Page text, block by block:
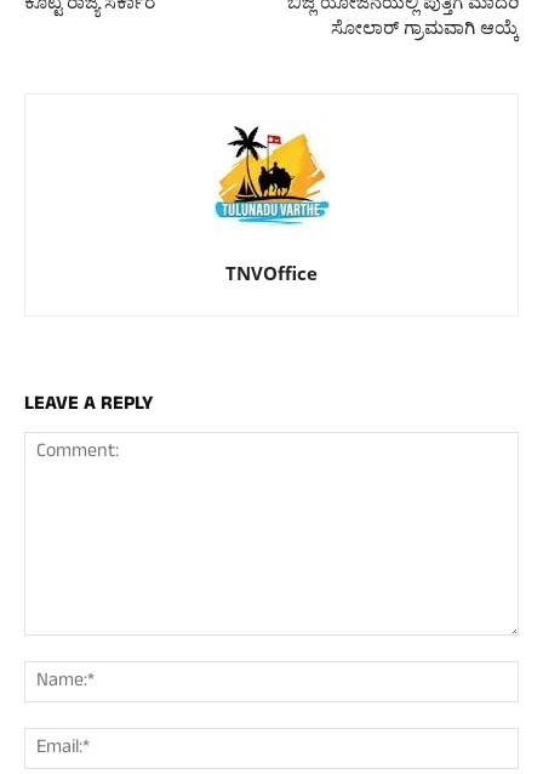
ಸೋಲಾರ್ ಗ್ರಾಮವಾಗಿ ಆಯ್ಕೆ
TNVOffice
LEAVE A REPLY